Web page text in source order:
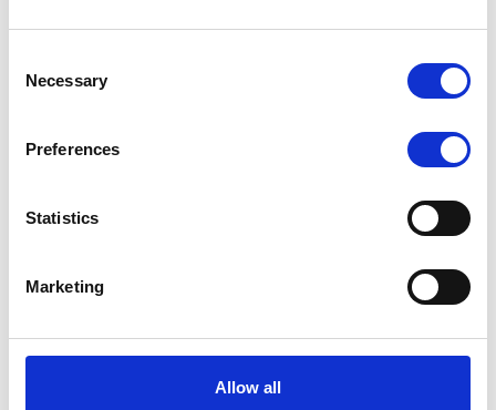
Selection
Necessary
Preferences
Statistics
Marketing
Allow all
pour les Bruxellois
Notre chaîne YouTube devient aussi un moyen
récentes analyses
Bruxellois étaient friands de ce canal. Nous